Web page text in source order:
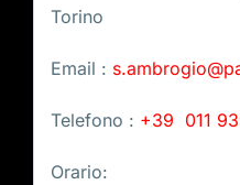
Torino
Email :
Telefono : +39 011
Orario: